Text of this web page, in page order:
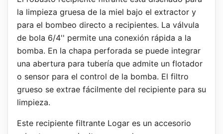
la limpieza gruesa de la miel bajo el extractor y
para el bombeo directo a recipientes. La válvula
de bola 6/4'' permite una conexión rápida a la
bomba. En la chapa perforada se puede integrar
una abertura para tubería que admite un flotador
o sensor para el control de la bomba. El filtro
grueso se extrae fácilmente del recipiente para su
limpieza.
Este recipiente filtrante Logar es un accesorio